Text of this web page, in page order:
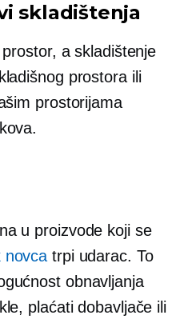
skladištenja
a skladištenje
prostora ili
prostorijama
u proizvode koji se
novca trpi udarac. To
obnavljanja
plaćati dobavljače ili